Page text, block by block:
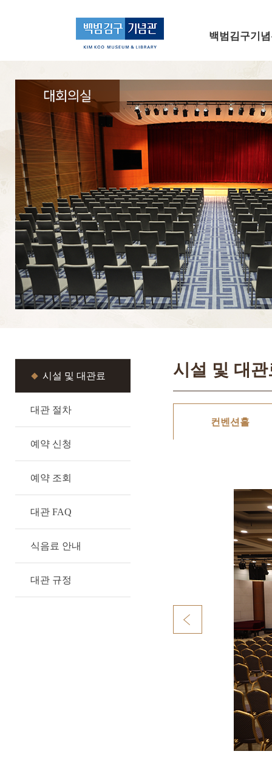
백범김구기
시설 및 대관료
대관 절차
예약 신청
예약 조회
대관 FAQ
식음료 안내
대관 규정
시설 및 대관
컨벤션홀